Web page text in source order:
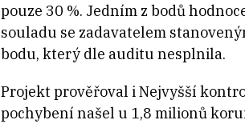
pouze 30 %. Jedním z bodů
souladu se zadavatelem
bodu, který dle auditu nesplnila.
Projekt prověřoval i Nejvyšší
pochybení našel u 1,8 milionů